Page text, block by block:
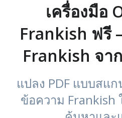
เครื่องมือ
Frankish ฟรี
Frankish จา
แปลง PDF แบบสแ
ข้อความ Frankish